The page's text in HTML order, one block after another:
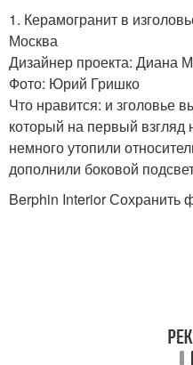
1. Керамогранит в
Москва
Дизайнер проекта: Диана
Фото: Юрий Гришко
Что нравится: и зголовье
который на первый взгляд
немного утопили
дополнили боковой
Berphin Interior Сохранить